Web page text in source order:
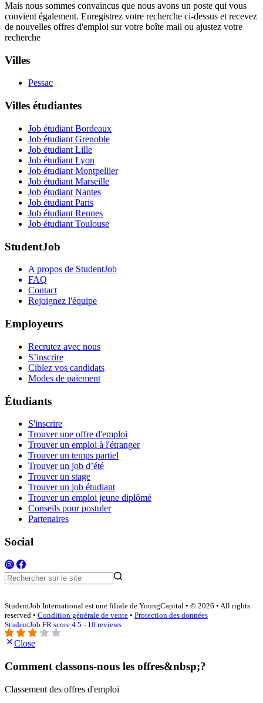
Mais nous sommes convaincus que nous avons un poste qui vous
convient également. Enregistrez votre recherche ci-dessus et recevez
de nouvelles offres d'emploi sur votre boîte mail ou ajustez votre
recherche
Villes
Pessac
Villes étudiantes
Job étudiant Bordeaux
Job étudiant Grenoble
Job étudiant Lille
Job étudiant Lyon
Job étudiant Montpellier
Job étudiant Marseille
Job étudiant Nantes
Job étudiant Paris
Job étudiant Rennes
Job étudiant Toulouse
StudentJob
A propos de StudentJob
FAQ
Contact
Rejoignez l'équipe
Employeurs
Recrutez avec nous
S’inscrire
Ciblez vos candidats
Modes de paiement
Étudiants
S'inscrire
Trouver une offre d'emploi
Trouver un emploi à l'étranger
Trouver un temps partiel
Trouver un job d’été
Trouver un stage
Trouver un job étudiant
Trouver un emploi jeune diplômé
Conseils pour postuler
Partenaires
Social
StudentJob International est une filiale de YoungCapital • © 2026 • All rights
reserved • Condition générale de vente • Protection des données
StudentJob FR score 4.5 - 10 reviews
Close
Comment classons-nous les offres&nbsp;?
Classement des offres d'emploi